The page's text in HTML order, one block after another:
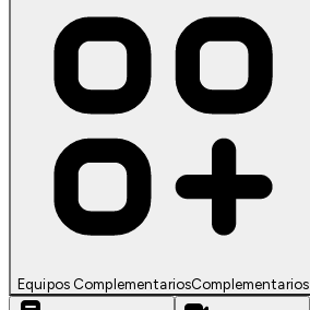
Equipos ComplementariosComplementarios